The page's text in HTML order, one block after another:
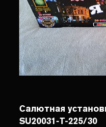
Салютная
SU20031-T-225/30